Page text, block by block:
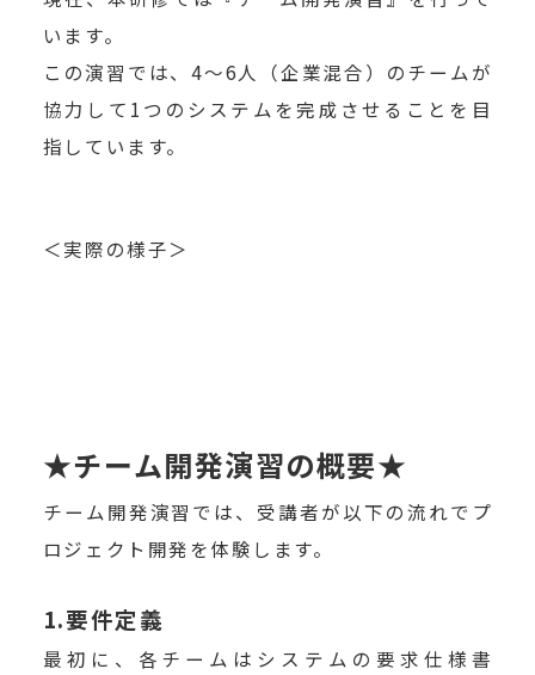
います。
この演習では、4～6人（企業混合）のチームが
協力して1つのシステムを完成させることを目
指しています。
＜実際の様子＞
★チーム開発演習の概要★
チーム開発演習では、受講者が以下の流れでプ
ロジェクト開発を体験します。
1.要件定義
最初に、各チームはシステムの要求仕様書